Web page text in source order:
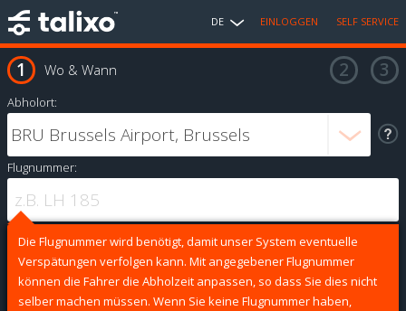
DE EINLOGGEN SELF SERVICE
Wo & Wann
Abholort:
Flugnummer:
Die Flugnummer wird benötigt, damit unser System eventuelle
Verspätungen verfolgen kann. Mit angegebener Flugnummer
können die Fahrer die Abholzeit anpassen, so dass Sie dies nicht
selber machen müssen. Wenn Sie keine Flugnummer haben,